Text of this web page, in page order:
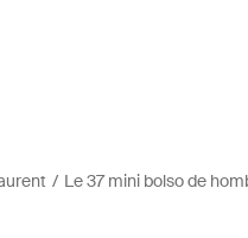
Le 37 mini bolso de